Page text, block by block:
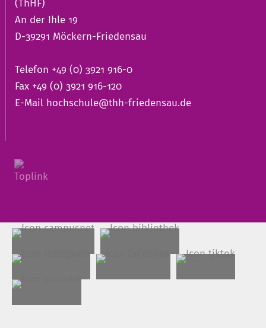
(ThHF)
An der Ihle 19
D-39291 Möckern-Friedensau
Telefon +49 (0) 3921 916-0
Fax +49 (0) 3921 916-120
E-Mail hochschule@thh-friedensau.de